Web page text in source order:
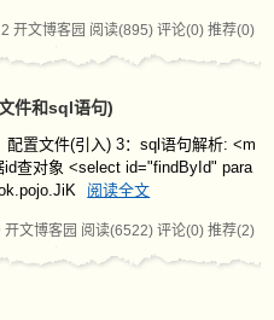
开文博客园 阅读(895) 评论(0) 推荐(0)
件和sql语句)
置文件(引入) 3：sql语句解析: <m
查对象 <select id="findById" para
阅读全文
文博客园 阅读(6522) 评论(0) 推荐(2)